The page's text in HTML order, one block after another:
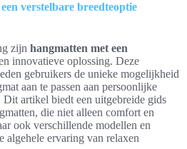
verstelbare breedteoptie
zijn hangmatten met een
innovatieve oplossing. Deze
gebruikers de unieke mogelijkheid
aan te passen aan persoonlijke
artikel biedt een uitgebreide gids
die niet alleen comfort en
ook verschillende modellen en
algehele ervaring van relaxen